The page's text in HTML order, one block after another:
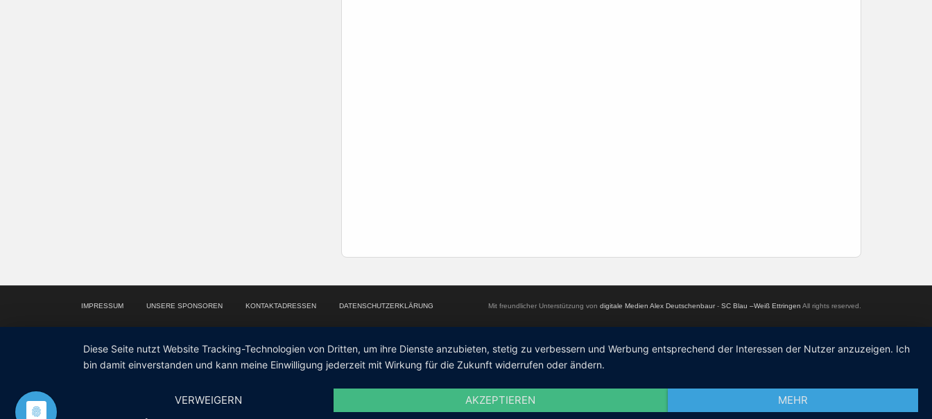
IMPRESSUM UNSERE SPONSOREN KONTAKTADRESSEN DATENSCHUTZERKLÄRUNG Mit freundlicher Unterstützung von digitale Medien Alex Deutschenbaur- SC Blau –Weiß Ettringen All rights reserved.
Diese Seite nutzt Website Tracking-Technologien von Dritten, um ihre Dienste anzubieten, stetig zu verbessern und Werbung entsprechend der Interessen der Nutzer anzuzeigen. Ich
bin damit einverstanden und kann meine Einwilligung jederzeit mit Wirkung für die Zukunft widerrufen oder ändern.
VERWEIGERN AKZEPTIEREN MEHR